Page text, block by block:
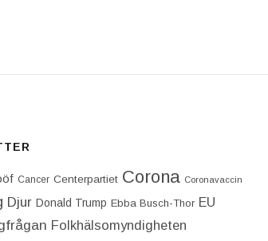
Cancer Centerpartiet‎ Corona Coronavaccin
Djur Donald Trump Ebba Busch-Thor EU
Folkhälsomyndigheten